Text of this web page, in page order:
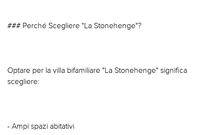
### Perché Scegliere "La Stonehenge"?
Optare per la villa bifamiliare "La Stonehenge" significa
scegliere:
- Ampi spazi abitativi